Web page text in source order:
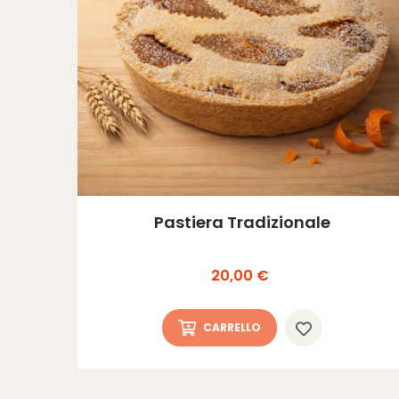
Pastiera Tradizionale
Prezzo
20,00 €
CARRELLO